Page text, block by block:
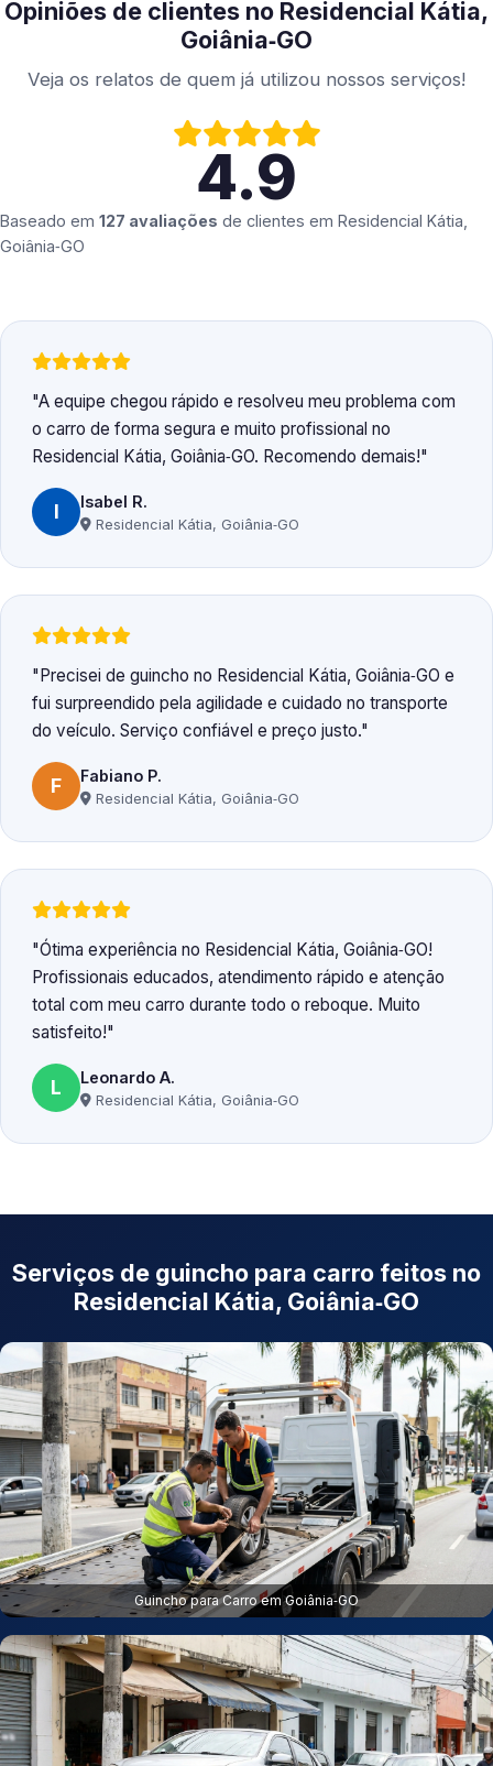
Opiniões de clientes no Residencial Kátia,
Goiânia‑GO
Veja os relatos de quem já utilizou nossos serviços!
4.9
Baseado em 127 avaliações de clientes em Residencial Kátia,
Goiânia‑GO
A equipe chegou rápido e resolveu meu problema com
o carro de forma segura e muito profissional no
Residencial Kátia, Goiânia‑GO. Recomendo demais!
I Isabel R.
Residencial Kátia, Goiânia‑GO
Precisei de guincho no Residencial Kátia, Goiânia‑GO e
fui surpreendido pela agilidade e cuidado no transporte
do veículo. Serviço confiável e preço justo.
F Fabiano P.
Residencial Kátia, Goiânia‑GO
Ótima experiência no Residencial Kátia, Goiânia‑GO!
Profissionais educados, atendimento rápido e atenção
total com meu carro durante todo o reboque. Muito
satisfeito!
L Leonardo A.
Residencial Kátia, Goiânia‑GO
Serviços de guincho para carro feitos no
Residencial Kátia, Goiânia‑GO
Guincho para Carro em Goiânia‑GO